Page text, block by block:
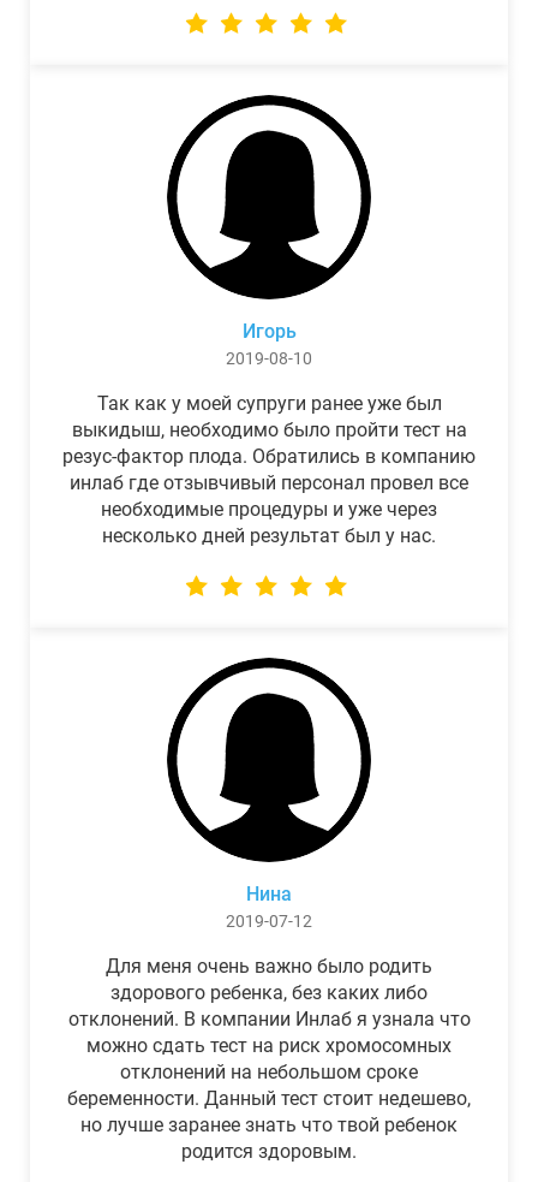
Игорь
2019-08-10
Так как у моей супруги ранее уже был
выкидыш, необходимо было пройти тест на
резус-фактор плода. Обратились в компанию
инлаб где отзывчивый персонал провел все
необходимые процедуры и уже через
несколько дней результат был у нас.
Нина
2019-07-12
Для меня очень важно было родить
здорового ребенка, без каких либо
отклонений. В компании Инлаб я узнала что
можно сдать тест на риск хромосомных
отклонений на небольшом сроке
беременности. Данный тест стоит недешево,
но лучше заранее знать что твой ребенок
родится здоровым.